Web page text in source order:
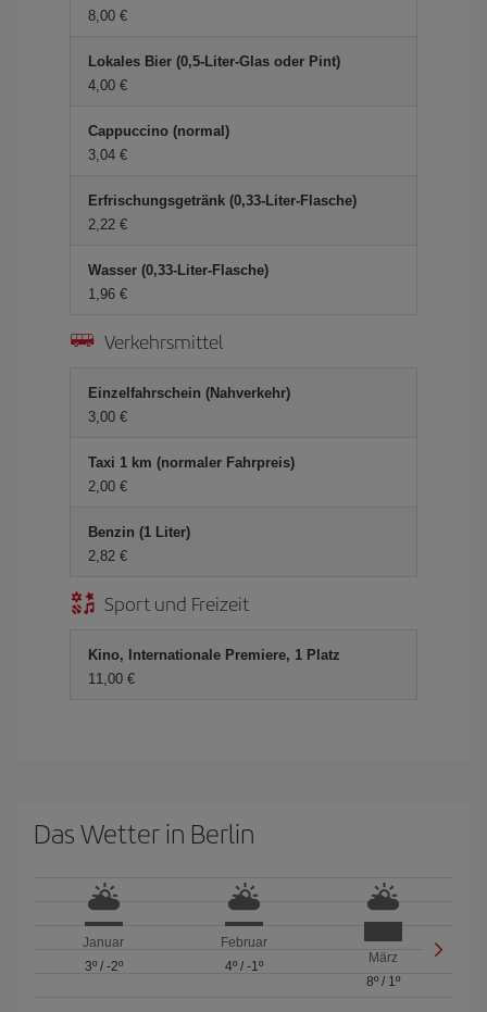
8,00 €
Lokales Bier (0,5-Liter-Glas oder Pint)
4,00 €
Cappuccino (normal)
3,04 €
Erfrischungsgetränk (0,33-Liter-Flasche)
2,22 €
Wasser (0,33-Liter-Flasche)
1,96 €
Verkehrsmittel
Einzelfahrschein (Nahverkehr)
3,00 €
Taxi 1 km (normaler Fahrpreis)
2,00 €
Benzin (1 Liter)
2,82 €
Sport und Freizeit
Kino, Internationale Premiere, 1 Platz
11,00 €
Das Wetter in Berlin
Januar
3º/ -2º
Februar
4º/ -1º
März
8º / 1º